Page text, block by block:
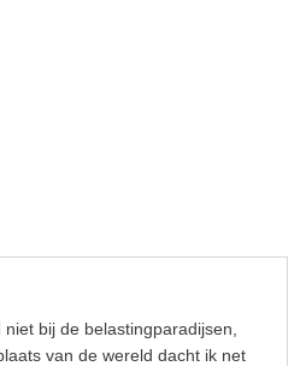
bij de belastingparadijsen,
van de wereld dacht ik net